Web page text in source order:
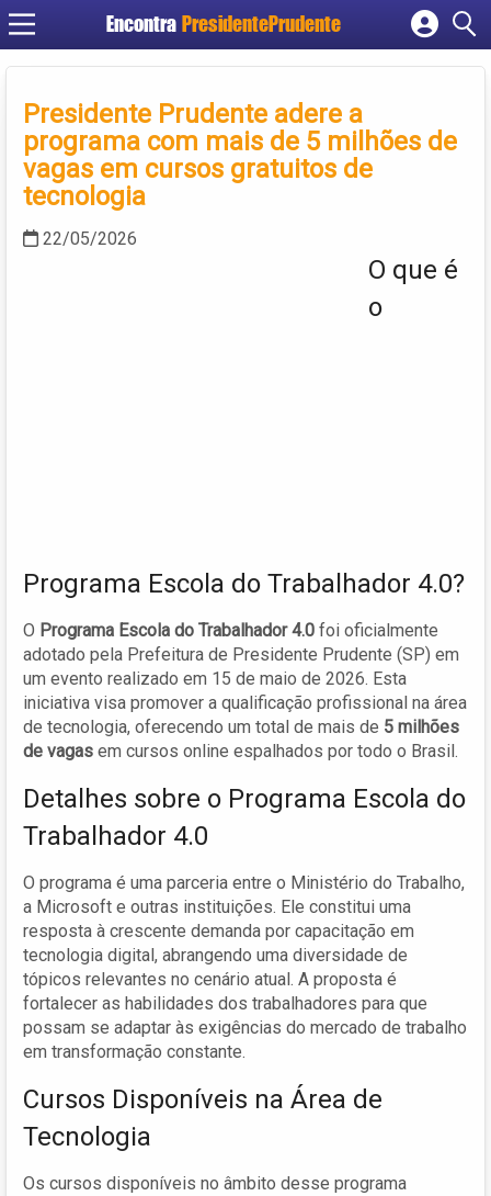
Encontra PresidentePrudente
Cadastrar empresa
Criar conta
Presidente Prudente adere a
programa com mais de 5 milhões de
vagas em cursos gratuitos de
tecnologia
22/05/2026
O que é
o
Programa Escola do Trabalhador 4.0?
O Programa Escola do Trabalhador 4.0 foi oficialmente
adotado pela Prefeitura de Presidente Prudente (SP) em
um evento realizado em 15 de maio de 2026. Esta
iniciativa visa promover a qualificação profissional na área
de tecnologia, oferecendo um total de mais de 5 milhões
de vagas em cursos online espalhados por todo o Brasil.
Detalhes sobre o Programa Escola do
Trabalhador 4.0
O programa é uma parceria entre o Ministério do Trabalho,
a Microsoft e outras instituições. Ele constitui uma
resposta à crescente demanda por capacitação em
tecnologia digital, abrangendo uma diversidade de
tópicos relevantes no cenário atual. A proposta é
fortalecer as habilidades dos trabalhadores para que
possam se adaptar às exigências do mercado de trabalho
em transformação constante.
Cursos Disponíveis na Área de
Tecnologia
Os cursos disponíveis no âmbito desse programa